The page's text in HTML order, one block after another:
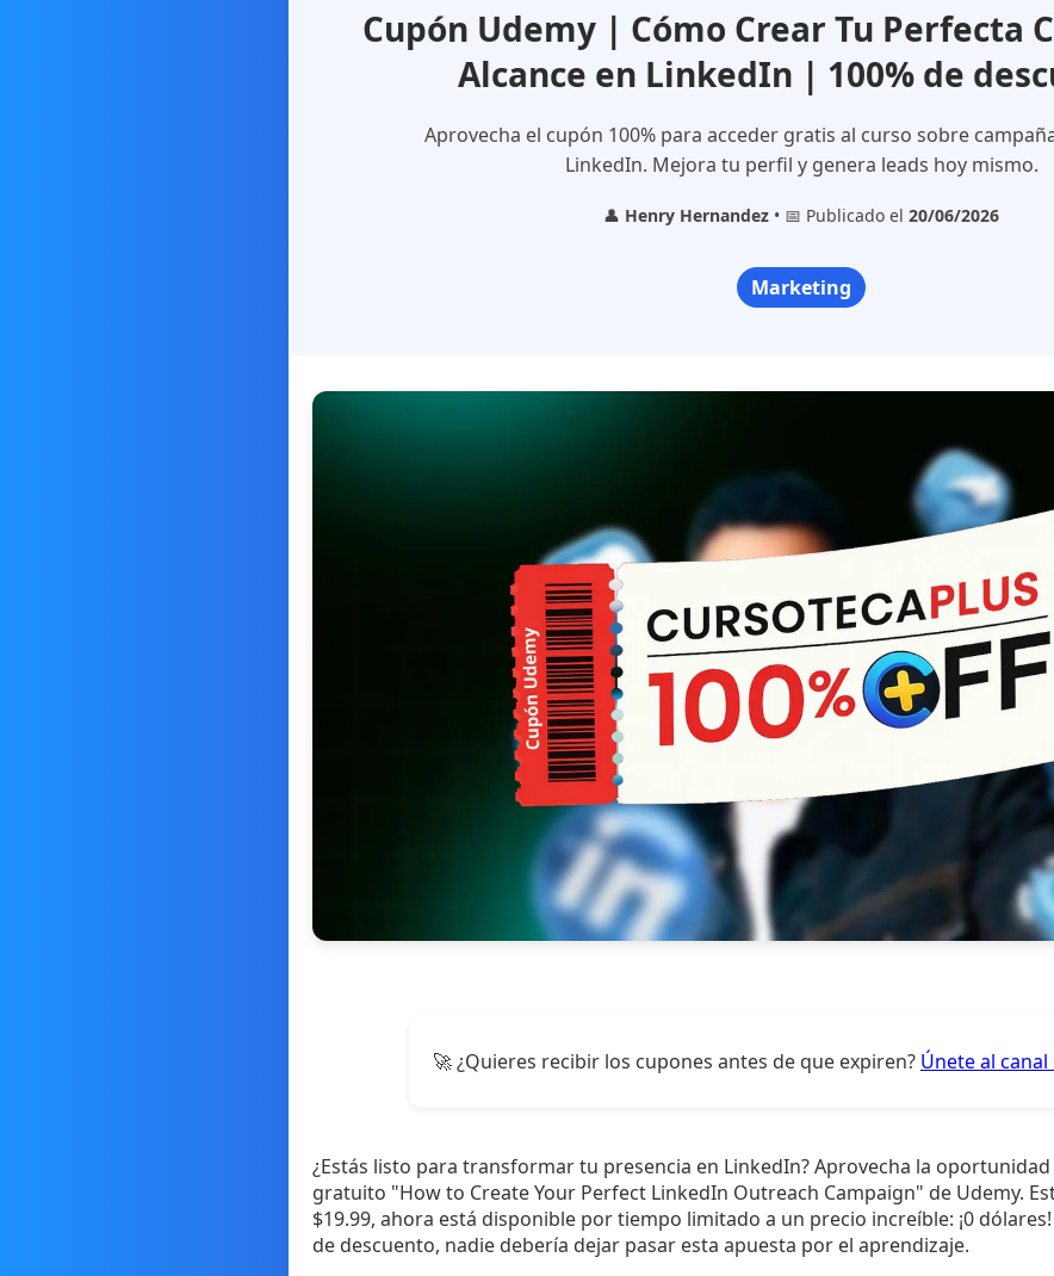
Cupón Udemy | Cómo Crear Tu Perfecta
Alcance en LinkedIn | 100% de
Aprovecha el cupón 100% para acceder gratis al curso sobre
LinkedIn. Mejora tu perfil y genera leads hoy mismo.
👤 Henry Hernandez • 📅 Publicado el 20/06/2026
Marketing
🚀 ¿Quieres recibir los cupones antes de que expiren? Únete al
¿Estás listo para transformar tu presencia en LinkedIn? Aprovecha la
gratuito "How to Create Your Perfect LinkedIn Outreach Campaign" de Udemy.
$19.99, ahora está disponible por tiempo limitado a un precio increíble: ¡0
de descuento, nadie debería dejar pasar esta apuesta por el aprendizaje.